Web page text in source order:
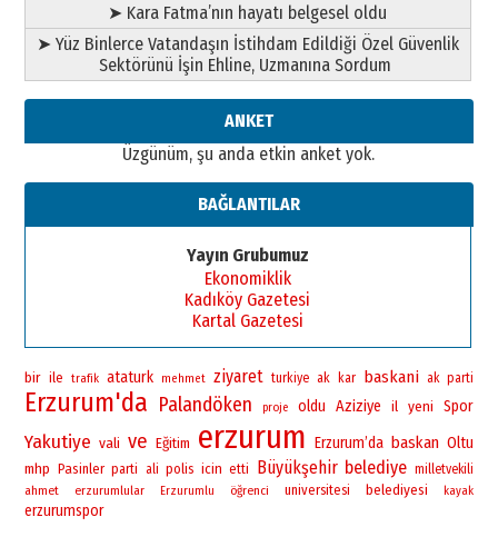
➤ Kara Fatma’nın hayatı belgesel oldu
➤ Yüz Binlerce Vatandaşın İstihdam Edildiği Özel Güvenlik
Sektörünü İşin Ehline, Uzmanına Sordum
ANKET
Üzgünüm, şu anda etkin anket yok.
BAĞLANTILAR
Yayın Grubumuz
Ekonomiklik
Kadıköy Gazetesi
Kartal Gazetesi
bir ile trafik ataturk mehmet ziyaret turkiye ak kar baskani ak parti
Erzurum'da Palandöken proje oldu Aziziye il yeni Spor
Yakutiye vali ve Eğitim erzurum Erzurum’da baskan Oltu
mhp Pasinler parti ali polis icin etti Büyükşehir belediye milletvekili
ahmet
erzurumlular Erzurumlu öğrenci universitesi belediyesi kayak
erzurumspor